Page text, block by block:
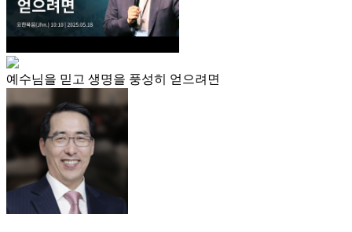
예수님을 믿고 생명을 풍성히 얻으려면